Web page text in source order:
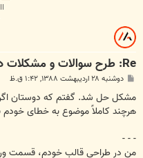
Re: طرح سوالات و مشکلات در مورد ساخت انجمن
پ
ت
دوشنبه ۲۸ اردیبهشت ۱۳۸۸, ۱:۴۲ ق.ظ
مشکل حل شد. گفتم که دوستان اگر
هرچند کاملاً موضوع به خطای
- - -